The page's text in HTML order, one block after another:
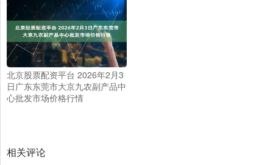
北京股票配资平台 2026年2月3
日广东东莞市大京九农副产品中
心批发市场价格行情
相关评论